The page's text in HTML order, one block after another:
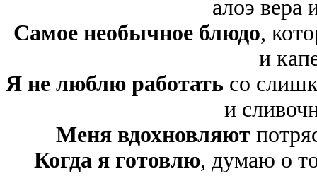
алоэ вера
Самое необычное блюдо,
и
Я не люблю работать со
и
Меня вдохновляют
Когда я готовлю, думаю о